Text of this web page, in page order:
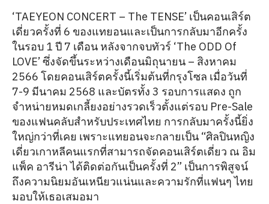
‘TAEYEON CONCERT – The TENSE’ เป็นคอนเสิร์ต
เดี่ยวครั้งที่ 6 ของแทยอนและเป็นการกลับมาอีกครั้ง
ในรอบ 1 ปี 7 เดือน หลังจากจบทัวร์ ‘The ODD Of
LOVE’ ซึ่งจัดขึ้นระหว่างเดือนมิถุนายน – สิงหาคม
2566 โดยคอนเสิร์ตครั้งนี้เริ่มต้นที่กรุงโซล เมื่อวันที่
7-9 มีนาคม 2568 และบัตรทั้ง 3 รอบการแสดง ถูก
จำหน่ายหมดเกลี้ยงอย่างรวดเร็วตั้งแต่รอบ Pre-Sale
ของแฟนคลับสำหรับประเทศไทย การกลับมาครั้งนี้ยิ่ง
ใหญ่กว่าที่เคย เพราะแทยอนจะกลายเป็น “ศิลปินหญิง
เดี่ยวเกาหลีคนแรกที่สามารถจัดคอนเสิร์ตเดี่ยว ณ อิม
แพ็ค อารีน่า ได้ติดต่อกันเป็นครั้งที่ 2” เป็นการพิสูจน์
ถึงความนิยมอันเหนียวแน่นและความรักที่แฟนๆ ไทย
มอบให้เธอเสมอมา